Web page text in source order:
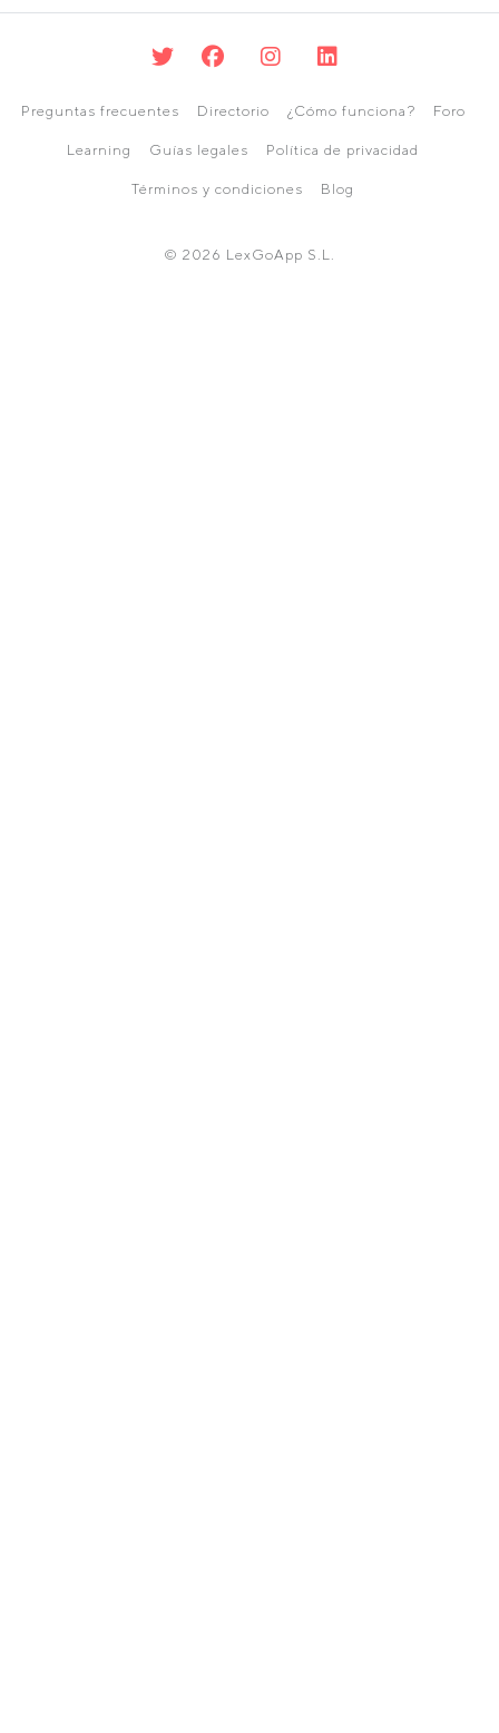
Preguntas frecuentes Directorio ¿Cómo funciona? Foro
Learning Guías legales Política de privacidad
Términos y condiciones Blog
© 2026 LexGoApp S.L.